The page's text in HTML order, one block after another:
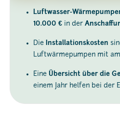
Luftwasser-
10.000 € in der
Die Installationskosten
Luftwärmepumpen mit am
Eine Übersicht über die
einem Jahr helfen bei der